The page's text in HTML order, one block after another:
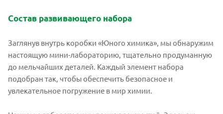
Состав развивающего набора
Заглянув внутрь коробки «Юного химика», мы обнаружим
настоящую мини-лабораторию, тщательно продуманную
до мельчайших деталей. Каждый элемент набора
подобран так, чтобы обеспечить безопасное и
увлекательное погружение в мир химии.